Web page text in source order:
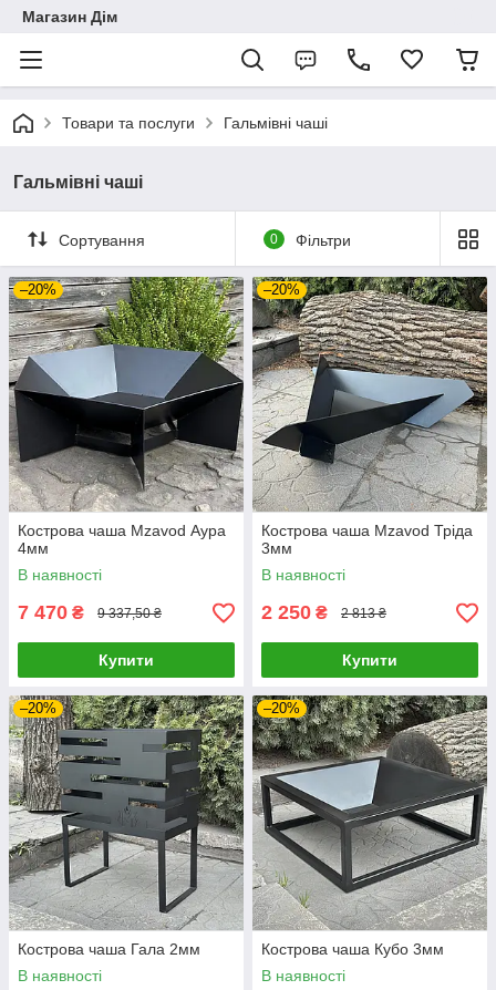
Магазин Дім
Товари та послуги Гальмівні чаші
Гальмівні чаші
Сортування 0 Фільтри
–20%
Кострова чаша Mzavod Аура
4мм
В наявності
7 470 ₴ 9 337,50 ₴
Купити
–20%
Кострова чаша Mzavod Тріда
3мм
В наявності
2 250 ₴ 2 813 ₴
Купити
–20%
Кострова чаша Гала 2мм
В наявності
–20%
Кострова чаша Кубо 3мм
В наявності